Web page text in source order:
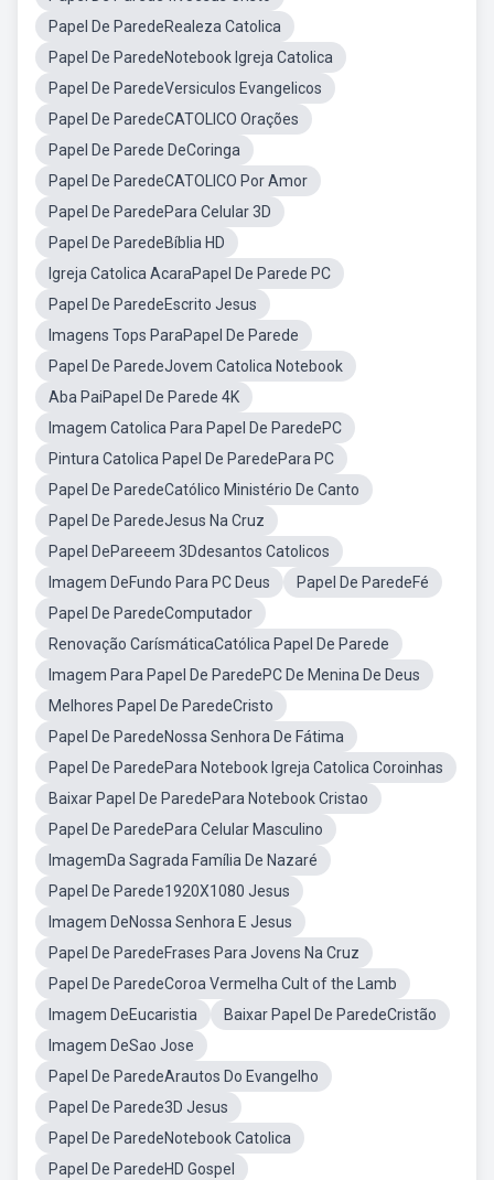
Papel De ParedeRealeza Catolica
Papel De ParedeNotebook Igreja Catolica
Papel De ParedeVersiculos Evangelicos
Papel De ParedeCATOLICO Orações
Papel De Parede DeCoringa
Papel De ParedeCATOLICO Por Amor
Papel De ParedePara Celular 3D
Papel De ParedeBíblia HD
Igreja Catolica AcaraPapel De Parede PC
Papel De ParedeEscrito Jesus
Imagens Tops ParaPapel De Parede
Papel De ParedeJovem Catolica Notebook
Aba PaiPapel De Parede 4K
Imagem Catolica Para Papel De ParedePC
Pintura Catolica Papel De ParedePara PC
Papel De ParedeCatólico Ministério De Canto
Papel De ParedeJesus Na Cruz
Papel DePareeem 3Ddesantos Catolicos
Imagem DeFundo Para PC Deus
Papel De ParedeFé
Papel De ParedeComputador
Renovação CarísmáticaCatólica Papel De Parede
Imagem Para Papel De ParedePC De Menina De Deus
Melhores Papel De ParedeCristo
Papel De ParedeNossa Senhora De Fátima
Papel De ParedePara Notebook Igreja Catolica Coroinhas
Baixar Papel De ParedePara Notebook Cristao
Papel De ParedePara Celular Masculino
ImagemDa Sagrada Família De Nazaré
Papel De Parede1920X1080 Jesus
Imagem DeNossa Senhora E Jesus
Papel De ParedeFrases Para Jovens Na Cruz
Papel De ParedeCoroa Vermelha Cult of the Lamb
Imagem DeEucaristia
Baixar Papel De ParedeCristão
Imagem DeSao Jose
Papel De ParedeArautos Do Evangelho
Papel De Parede3D Jesus
Papel De ParedeNotebook Catolica
Papel De ParedeHD Gospel